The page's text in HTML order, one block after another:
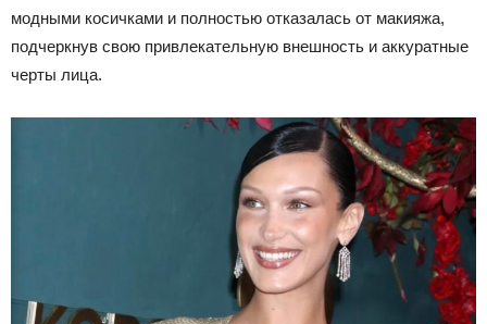
модными косичками и полностью отказалась от макияжа,
подчеркнув свою привлекательную внешность и аккуратные
черты лица.